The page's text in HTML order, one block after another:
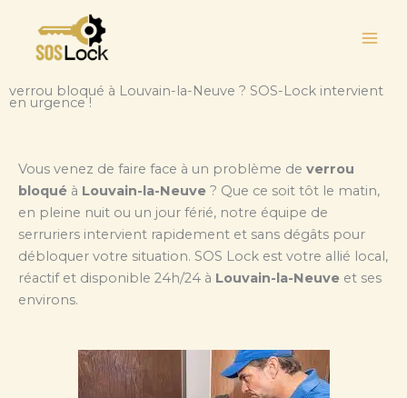
contenu
verrou bloqué à Louvain-la-Neuve ? SOS-Lock intervient
en urgence !
Vous venez de faire face à un problème de verrou
bloqué à Louvain-la-Neuve ? Que ce soit tôt le matin,
en pleine nuit ou un jour férié, notre équipe de
serruriers intervient rapidement et sans dégâts pour
débloquer votre situation. SOS Lock est votre allié local,
réactif et disponible 24h/24 à Louvain-la-Neuve et ses
environs.